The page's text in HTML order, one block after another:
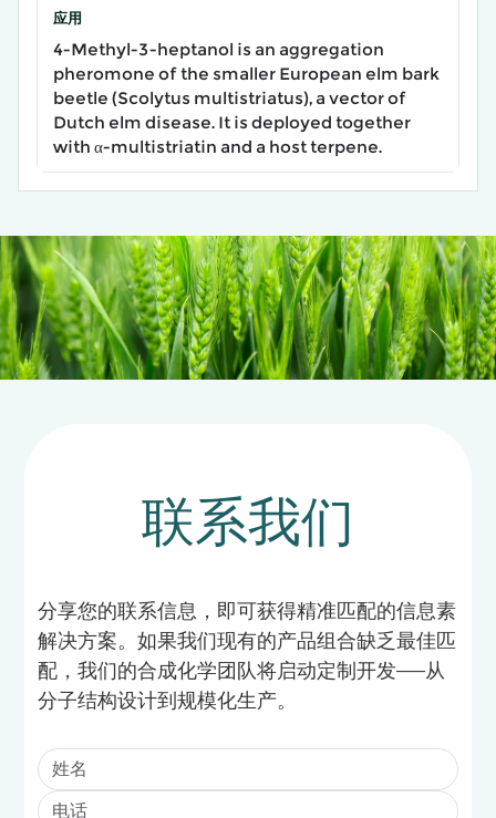
应用
4-Methyl-3-heptanol is an aggregation
pheromone of the smaller European elm bark
beetle (Scolytus multistriatus), a vector of
Dutch elm disease. It is deployed together
with α-multistriatin and a host terpene.
联系我们
分享您的联系信息，即可获得精准匹配的信息素
解决方案。如果我们现有的产品组合缺乏最佳匹
配，我们的合成化学团队将启动定制开发——从
分子结构设计到规模化生产。